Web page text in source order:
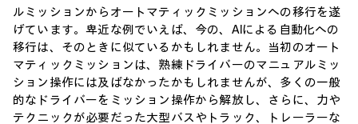
ルミッションからオートマティックミッションへの移行を遂
げています。卑近な例でいえば、今の、AIによる自動化への
移行は、そのときに似ているかもしれません。当初のオート
マティックミッションは、熟練ドライバーのマニュアルミッ
ション操作には及ばなかったかもしれませんが、多くの一般
的なドライバーをミッション操作から解放し、さらに、力や
テクニックが必要だった大型バスやトラック、トレーラーな